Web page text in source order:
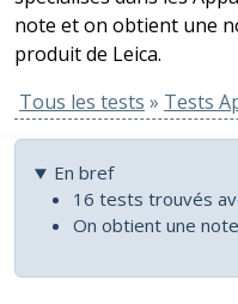
note et on obtient une
produit de Leica.
Tous les tests » Tests
En bref
16 tests trouvés
On obtient une